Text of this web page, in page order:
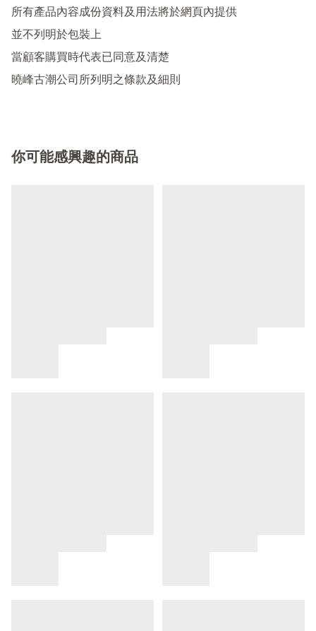
所有產品內容成份資料及用法將於網頁內提供
並不列明於包裝上
當顧客購買時代表已同意及清楚
你可能感興趣的商品